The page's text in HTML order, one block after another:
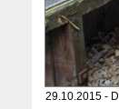
29.10.2015 -